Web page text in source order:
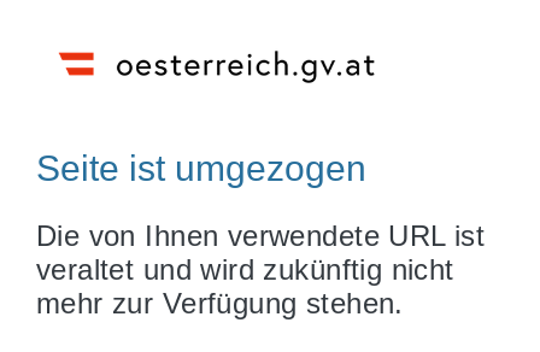
Seite ist umgezogen
Die von Ihnen verwendete URL ist
veraltet und wird zukünftig nicht
mehr zur Verfügung stehen.